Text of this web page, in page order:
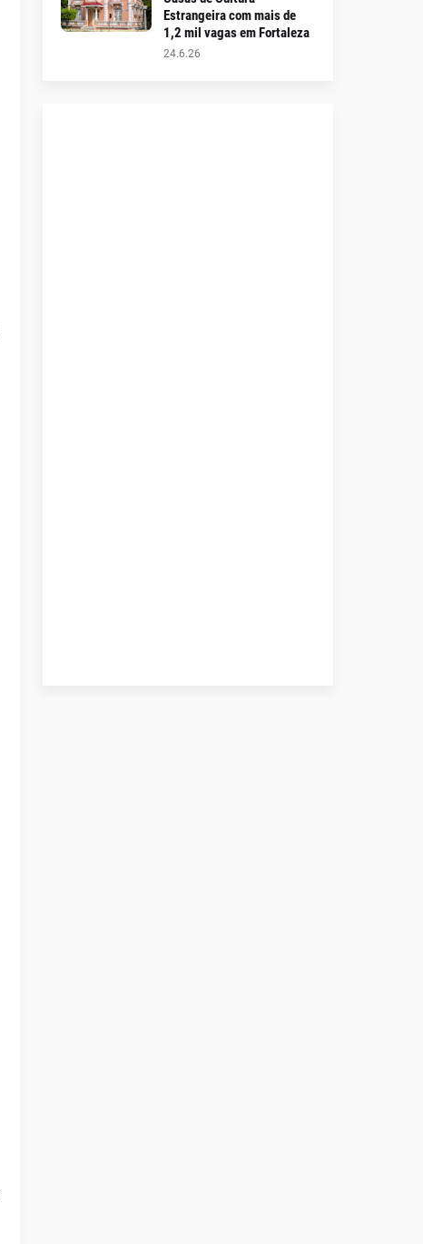
Estrangeira com mais de
1,2 mil vagas em Fortaleza
24.6.26